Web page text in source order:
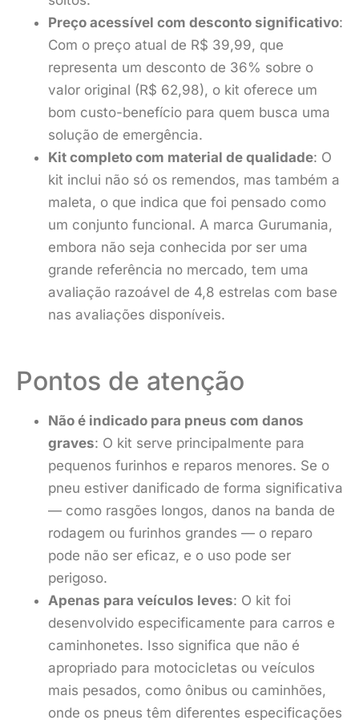
Preço acessível com desconto significativo:
Com o preço atual de R$ 39,99, que
representa um desconto de 36% sobre o
valor original (R$ 62,98), o kit oferece um
bom custo-benefício para quem busca uma
solução de emergência.
Kit completo com material de qualidade: O
kit inclui não só os remendos, mas também a
maleta, o que indica que foi pensado como
um conjunto funcional. A marca Gurumania,
embora não seja conhecida por ser uma
grande referência no mercado, tem uma
avaliação razoável de 4,8 estrelas com base
nas avaliações disponíveis.
Pontos de atenção
Não é indicado para pneus com danos
graves: O kit serve principalmente para
pequenos furinhos e reparos menores. Se o
pneu estiver danificado de forma significativa
— como rasgões longos, danos na banda de
rodagem ou furinhos grandes — o reparo
pode não ser eficaz, e o uso pode ser
perigoso.
Apenas para veículos leves: O kit foi
desenvolvido especificamente para carros e
caminhonetes. Isso significa que não é
apropriado para motocicletas ou veículos
mais pesados, como ônibus ou caminhões,
onde os pneus têm diferentes especificações